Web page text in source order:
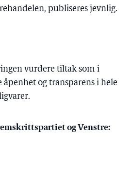
publiseres jevnlig.
vurdere tiltak som i
åpenhet og transparens i hele
og Venstre: